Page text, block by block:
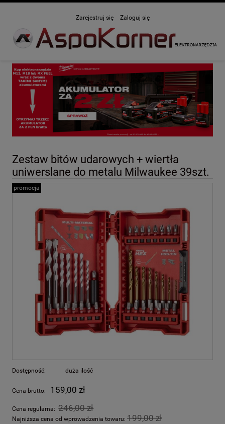
Zarejestruj się Zaloguj się
Zestaw bitów udarowych + wiertła
uniwerslane do metalu Milwaukee 39szt.
promocja
Dostępność: duża ilość
Cena brutto: 159,00 zł
Cena regularna: 246,00 zł
Najniższa cena od wprowadzenia towaru: 199,00 zł